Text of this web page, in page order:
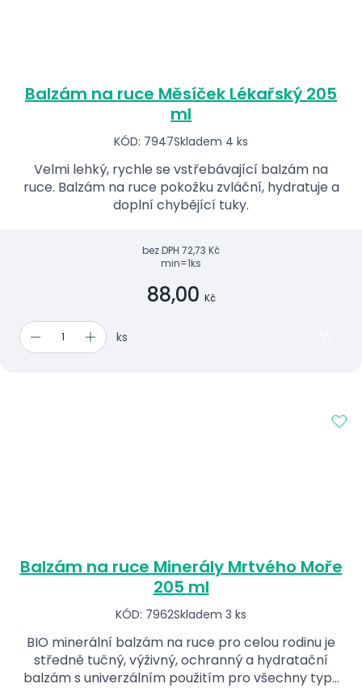
Balzám na ruce Měsíček Lékařský 205
ml
KÓD: 7947Skladem 4 ks
Velmi lehký, rychle se vstřebávající balzám na
ruce. Balzám na ruce pokožku zvláční, hydratuje a
doplní chybějící tuky.
bez DPH 72,73 Kč
min=1ks
88,00 Kč
ks
Balzám na ruce Minerály Mrtvého Moře
205 ml
KÓD: 7962Skladem 3 ks
BIO minerální balzám na ruce pro celou rodinu je
středně tučný, výživný, ochranný a hydratační
balzám s univerzálním použitím pro všechny typy